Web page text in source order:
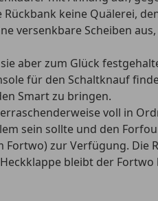
keine Quälerei,
versenkbare Scheiben
aber zum Glück
für den Schaltknauf
Smart zu bringen.
voll in
sein sollte und den
Fortwo) zur Verfügung. Die
bleibt der